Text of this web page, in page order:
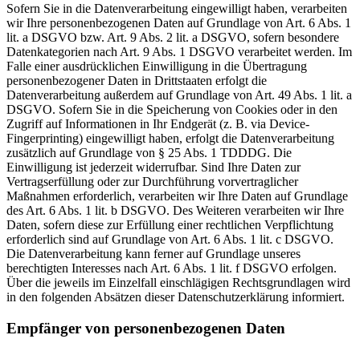
Sofern Sie in die Datenverarbeitung eingewilligt haben, verarbeiten
wir Ihre personenbezogenen Daten auf Grundlage von Art. 6 Abs. 1
lit. a DSGVO bzw. Art. 9 Abs. 2 lit. a DSGVO, sofern besondere
Datenkategorien nach Art. 9 Abs. 1 DSGVO verarbeitet werden. Im
Falle einer ausdrücklichen Einwilligung in die Übertragung
personenbezogener Daten in Drittstaaten erfolgt die
Datenverarbeitung außerdem auf Grundlage von Art. 49 Abs. 1 lit. a
DSGVO. Sofern Sie in die Speicherung von Cookies oder in den
Zugriff auf Informationen in Ihr Endgerät (z. B. via Device-
Fingerprinting) eingewilligt haben, erfolgt die Datenverarbeitung
zusätzlich auf Grundlage von § 25 Abs. 1 TDDDG. Die
Einwilligung ist jederzeit widerrufbar. Sind Ihre Daten zur
Vertragserfüllung oder zur Durchführung vorvertraglicher
Maßnahmen erforderlich, verarbeiten wir Ihre Daten auf Grundlage
des Art. 6 Abs. 1 lit. b DSGVO. Des Weiteren verarbeiten wir Ihre
Daten, sofern diese zur Erfüllung einer rechtlichen Verpflichtung
erforderlich sind auf Grundlage von Art. 6 Abs. 1 lit. c DSGVO.
Die Datenverarbeitung kann ferner auf Grundlage unseres
berechtigten Interesses nach Art. 6 Abs. 1 lit. f DSGVO erfolgen.
Über die jeweils im Einzelfall einschlägigen Rechtsgrundlagen wird
in den folgenden Absätzen dieser Datenschutzerklärung informiert.
Empfänger von personenbezogenen Daten